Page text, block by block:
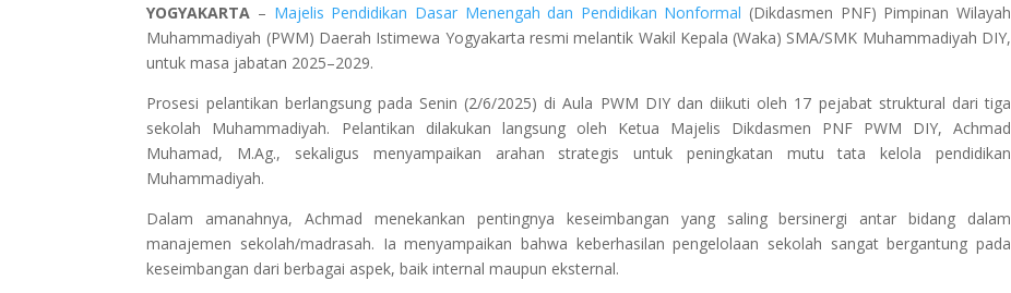
YOGYAKARTA – Majelis Pendidikan Dasar Menengah dan Pendidikan Nonformal (Dikdasmen PNF) Pimpinan Wilayah
Muhammadiyah (PWM) Daerah Istimewa Yogyakarta resmi melantik Wakil Kepala (Waka) SMA/SMK Muhammadiyah DIY,
untuk masa jabatan 2025–2029.
Prosesi pelantikan berlangsung pada Senin (2/6/2025) di Aula PWM DIY dan diikuti oleh 17 pejabat struktural dari tiga
sekolah Muhammadiyah. Pelantikan dilakukan langsung oleh Ketua Majelis Dikdasmen PNF PWM DIY, Achmad
Muhamad, M.Ag., sekaligus menyampaikan arahan strategis untuk peningkatan mutu tata kelola pendidikan
Muhammadiyah.
Dalam amanahnya, Achmad menekankan pentingnya keseimbangan yang saling bersinergi antar bidang dalam
manajemen sekolah/madrasah. Ia menyampaikan bahwa keberhasilan pengelolaan sekolah sangat bergantung pada
keseimbangan dari berbagai aspek, baik internal maupun eksternal.